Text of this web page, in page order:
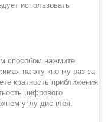
использовать
способом нажмите
на эту кнопку раз за
кратность приближения
цифрового
углу дисплея.